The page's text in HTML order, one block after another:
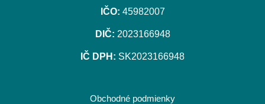
IČO: 45982007
DIČ: 2023166948
IČ DPH: SK2023166948
Obchodné podmienky